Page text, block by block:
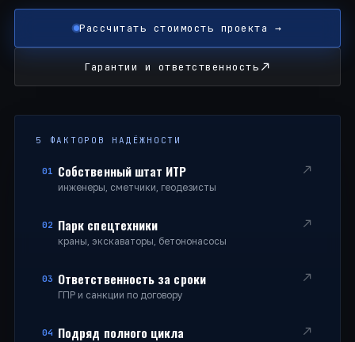
Рассчитать стоимость проекта →
Гарантии и ответственность
5 ФАКТОРОВ НАДЁЖНОСТИ
01 Собственный штат ИТР
инженеры, сметчики, геодезисты
02 Парк спецтехники
краны, экскаваторы, бетононасосы
03 Ответственность за сроки
ГПР и санкции по договору
04 Подряд полного цикла